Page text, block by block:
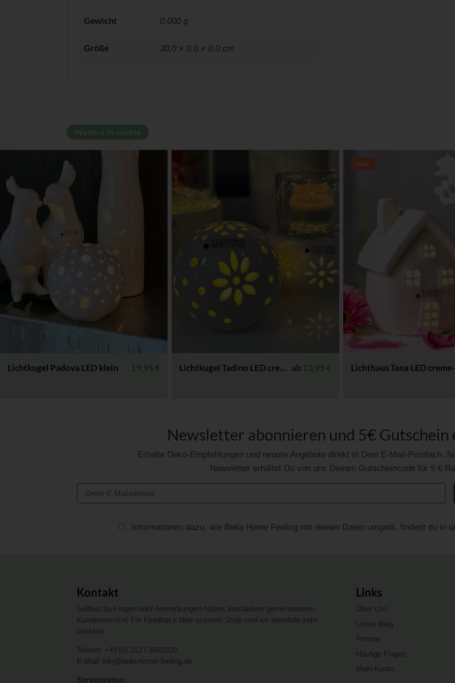
Gewicht 0,000 g
Größe 30,0 × 0,0 × 0,0 cm
Weitere Produkte
Lichtkugel Padova LED klein 19,95 € Lichtkugel Tadino LED creme-weiß
ab 13,95 €
Sale
Lichthaus Tana LED
Newsletter abonnieren und 5€
Erhalte Deko-Empfehlungen und neuste Angebote direkt in Dein E-Mail-Postfach.
Newsletter erhältst Du von uns Deinen Gutscheincode für 5 €
Informationen dazu, wie Bella Home Feeling mit deinen Daten umgeht, findest du in
Kontakt
Solltest du Fragen oder Anmerkungen haben, kontaktiere gerne unseren
Kundenservice! Für Feedback über unseren Shop sind wir ebenfalls sehr
dankbar.
Telefon: +49 (0) 212 / 3803200
E-Mail: info@bella-home-feeling.de
Servicezeiten
Links
Über Uns
Unser Blog
Presse
Häufige Fragen
Mein Konto